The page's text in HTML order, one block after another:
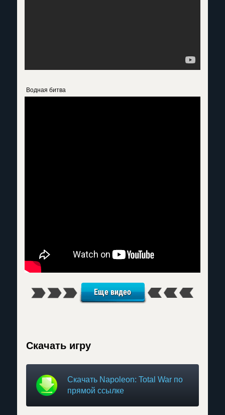
Водная битва
Еще видео
Скачать игру
Скачать Napoleon: Total War по
прямой ссылке